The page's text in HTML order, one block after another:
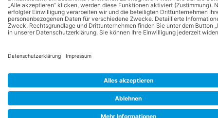
© 2025 Overeaters Anonymous Interessengemeinschaft e.V.